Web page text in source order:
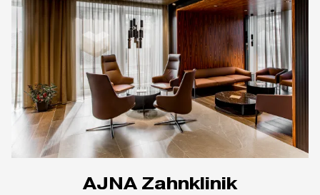
AJNA Zahnklinik